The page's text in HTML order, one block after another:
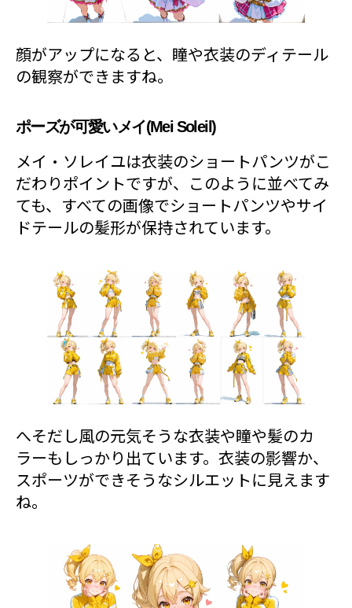
顔がアップになると、瞳や衣装のディテール
の観察ができますね。
ポーズが可愛いメイ(Mei Soleil)
メイ・ソレイユは衣装のショートパンツがこ
だわりポイントですが、このように並べてみ
ても、すべての画像でショートパンツやサイ
ドテールの髪形が保持されています。
へそだし風の元気そうな衣装や瞳や髪のカ
ラーもしっかり出ています。衣装の影響か、
スポーツができそうなシルエットに見えます
ね。